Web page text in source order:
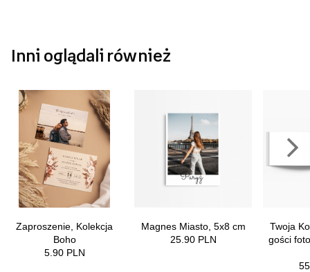
Inni oglądali również